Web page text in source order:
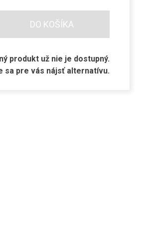
DO KOŠÍKA
produkt už nie je dostupný.
sa pre vás nájsť alternatívu.